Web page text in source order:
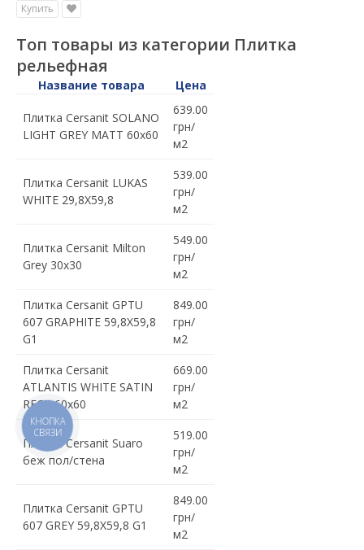
Купить
Топ товары из категории Плитка
рельефная
Название товара Цена
Плитка Cersanit SOLANO
LIGHT GREY MATT 60x60
639.00
грн/
м2
Плитка Cersanit LUKAS
WHITE 29,8X59,8
539.00
грн/
м2
Плитка Cersanit Milton
Grey 30x30
549.00
грн/
м2
Плитка Cersanit GPTU
607 GRAPHITE 59,8X59,8
G1
849.00
грн/
м2
Плитка Cersanit
ATLANTIS WHITE SATIN
RECT 60x60
669.00
грн/
м2
Плитка Cersanit Suaro
беж пол/стена
519.00
грн/
м2
Плитка Cersanit GPTU
607 GREY 59,8X59,8 G1
849.00
грн/
м2
КНОПКА
СВЯЗИ